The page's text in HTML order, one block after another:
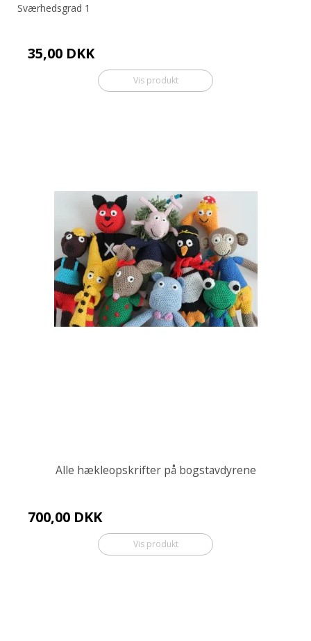
Sværhedsgrad 1
35,00 DKK
Vis produkt
Alle hækleopskrifter på bogstavdyrene
700,00 DKK
Vis produkt